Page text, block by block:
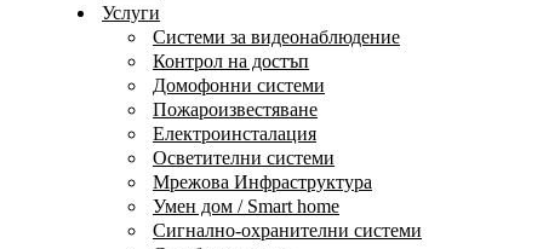
Услуги
Системи за видеонаблюдение
Контрол на достъп
Домофонни системи
Пожароизвестяване
Електроинсталация
Осветителни системи
Мрежова Инфраструктура
Умен дом / Smart home
Сигнално-охранителни системи